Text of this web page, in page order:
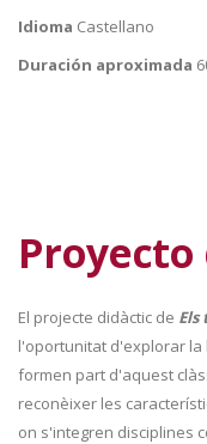
Idioma Castellano
Duración aproximada
El projecte didàctic de Els
l'oportunitat d'explorar la
formen part d'aquest
reconèixer les
on s'integren disciplines